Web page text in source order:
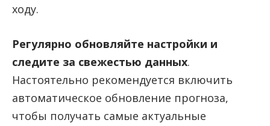
ходу.
Регулярно обновляйте настройки и
следите за свежестью данных.
Настоятельно рекомендуется включить
автоматическое обновление прогноза,
чтобы получать самые актуальные